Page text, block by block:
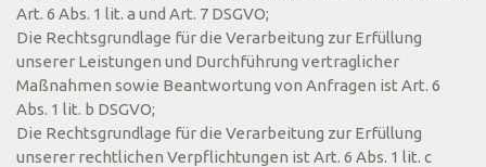
Art. 6 Abs. 1 lit. a und Art. 7 DSGVO;
Die Rechtsgrundlage für die Verarbeitung zur Erfüllung
unserer Leistungen und Durchführung vertraglicher
Maßnahmen sowie Beantwortung von Anfragen ist Art. 6
Abs. 1 lit. b DSGVO;
Die Rechtsgrundlage für die Verarbeitung zur Erfüllung
unserer rechtlichen Verpflichtungen ist Art. 6 Abs. 1 lit. c